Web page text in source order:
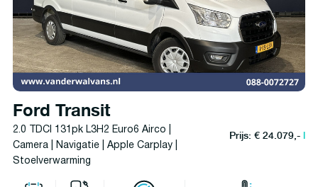
Ford Transit
2.0 TDCI 131pk L3H2 Euro6 Airco |
Camera | Navigatie | Apple Carplay |
Stoelverwarming
Prijs: € 24.079,-l